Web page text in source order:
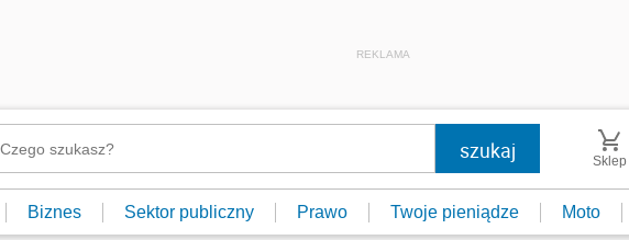
REKLAMA
Sklep
Biznes Sektor publiczny Prawo Twoje pieniądze Moto